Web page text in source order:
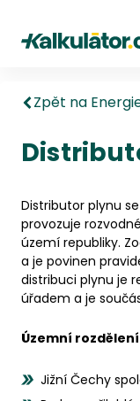
Kalkulátor.cz
Zpět na
Distributor plynu
provozuje
území republiky.
a je povinen
distribuci plynu je
úřadem a je
Územní
Jižní Čechy